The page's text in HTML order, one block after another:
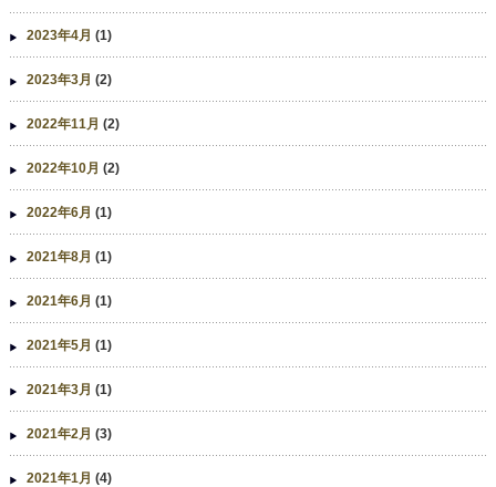
2023年4月 (1)
2023年3月 (2)
2022年11月 (2)
2022年10月 (2)
2022年6月 (1)
2021年8月 (1)
2021年6月 (1)
2021年5月 (1)
2021年3月 (1)
2021年2月 (3)
2021年1月 (4)